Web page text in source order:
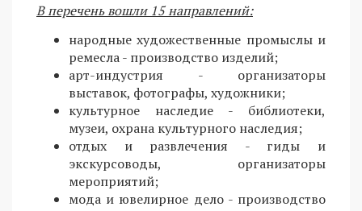
В перечень вошли 15 направлений:
народные художественные промыслы и
ремесла - производство изделий;
арт-индустрия - организаторы
выставок, фотографы, художники;
культурное наследие - библиотеки,
музеи, охрана культурного наследия;
отдых и развлечения - гиды и
экскурсоводы, организаторы
мероприятий;
мода и ювелирное дело - производство